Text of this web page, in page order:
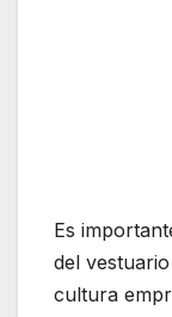
Es
del
cultura